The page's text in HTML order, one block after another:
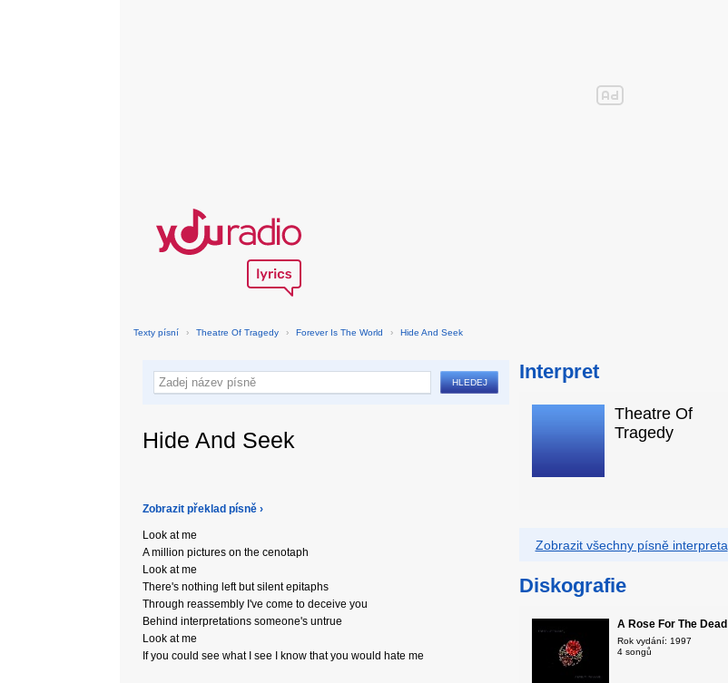
Texty písní › Theatre Of Tragedy › Forever Is The World › Hide And Seek
Hide And Seek
Zobrazit překlad písně ›
Look at me
A million pictures on the cenotaph
Look at me
There's nothing left but silent epitaphs
Through reassembly I've come to deceive you
Behind interpretations someone's untrue
Look at me
If you could see what I see I know that you would hate me
Interpret
Theatre Of
Tragedy
Zobrazit všechny písně interpreta
Diskografie
A Rose For The Dead
Rok vydání: 1997
4 songů